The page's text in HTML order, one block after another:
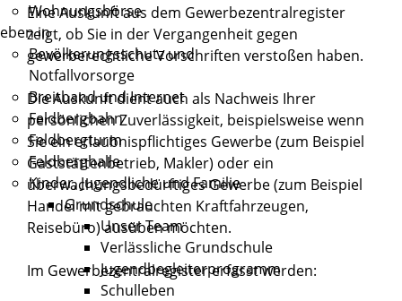
Wohnungsbörse
in
Bevölkerungsschutz und
Notfallvorsorge
Breitband und Internet
Feldbergbahn
Feldbergturm
Feldberghalle
Kinder, Jugendliche und Familie
Grundschule
Unser Team
Verlässliche Grundschule
Jugendbegleiterprogramm
Schulleben
Eine Auskunft aus dem Gewerbezentralregister
zeigt, ob Sie in der Vergangenheit gegen
gewerberechtliche Vorschriften verstoßen haben.
Die Auskunft dient auch als Nachweis Ihrer
persönlichen Zuverlässigkeit, beispielsweise wenn
Sie ein erlaubnispflichtiges Gewerbe (zum Beispiel
Gaststättenbetrieb, Makler) oder ein
überwachungsbedürftiges Gewerbe (zum Beispiel
Handel mit gebrauchten Kraftfahrzeugen,
Reisebüro) ausüben möchten.
Im Gewerbezentralregister erfasst werden: